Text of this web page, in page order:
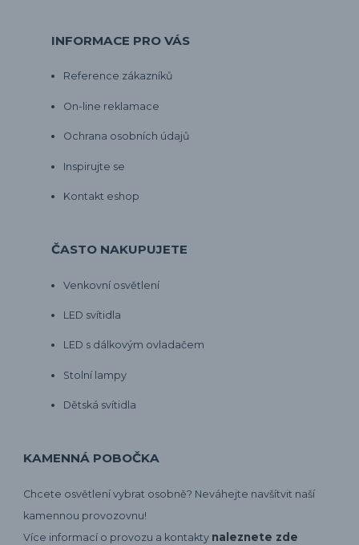
INFORMACE PRO VÁS
Reference zákazníků
On-line reklamace
Ochrana osobních údajů
Inspirujte se
Kontakt eshop
ČASTO NAKUPUJETE
Venkovní osvětlení
LED svítidla
LED s dálkovým ovladačem
Stolní lampy
Dětská svítidla
KAMENNÁ POBOČKA
Chcete osvětlení vybrat osobně? Neváhejte navšítvit naší
kamennou provozovnu!
Více informací o provozu a kontakty naleznete zde